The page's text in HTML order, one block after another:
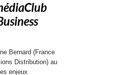
Bernard (France
Distribution) au
enjeux